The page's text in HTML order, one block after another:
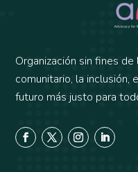
Organización sin fines
comunitario, la inclusión,
futuro más justo para